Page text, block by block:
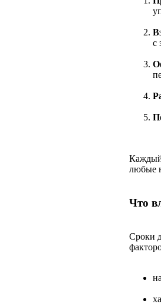
с
Каждый
любые
Что
Сроки